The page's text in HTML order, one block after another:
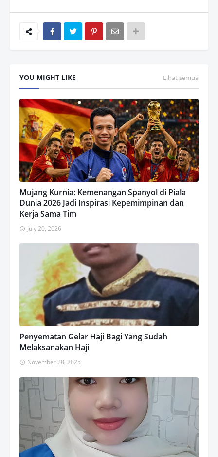
YOU MIGHT LIKE Lihat semua
Mujang Kurnia: Kemenangan Spanyol di Piala
Dunia 2026 Jadi Inspirasi Kepemimpinan dan
Kerja Sama Tim
July 20, 2026
Penyematan Gelar Haji Bagi Yang Sudah
Melaksanakan Haji
November 28, 2025